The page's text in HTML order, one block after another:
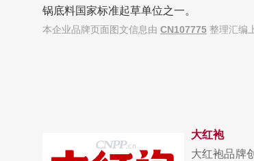
锅底料国家标准起草单位之一。
本企业品牌页面图文信息由 CN107775 整理汇编
大红袍
大红袍品牌